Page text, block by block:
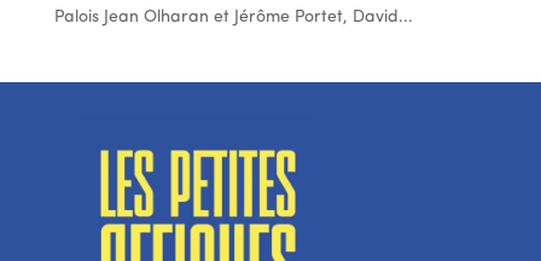
Palois Jean Olharan et Jérôme Portet, David...